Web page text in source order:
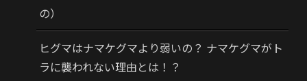
の）
ヒグマはナマケグマより弱いの？ ナマケグマがト
ラに襲われない理由とは！？